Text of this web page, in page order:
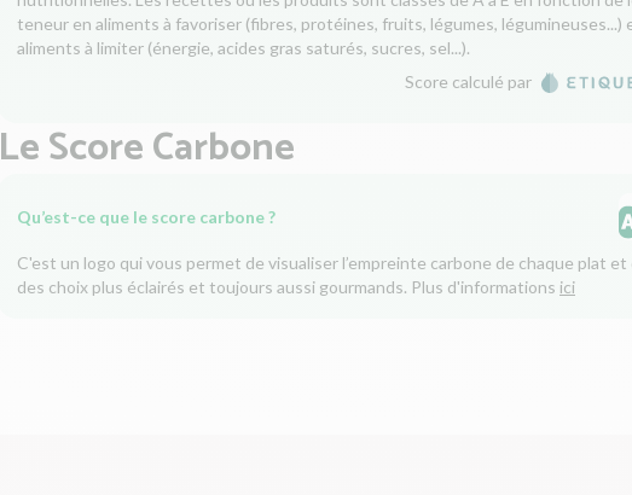
teneur en aliments à favoriser (fibres, protéines, fruits, légumes, légumineuses...)
aliments à limiter (énergie, acides gras saturés, sucres, sel...).
Score calculé par
Le Score Carbone
Qu’est-ce que le score carbone ?
C'est un logo qui vous permet de visualiser l’empreinte carbone de chaque plat et
des choix plus éclairés et toujours aussi gourmands. Plus d'informations ici